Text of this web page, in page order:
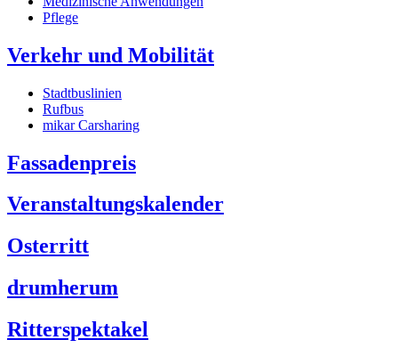
Pflege
Verkehr und Mobilität
Stadtbuslinien
Rufbus
mikar Carsharing
Fassadenpreis
Veranstaltungskalender
Osterritt
drumherum
Ritterspektakel